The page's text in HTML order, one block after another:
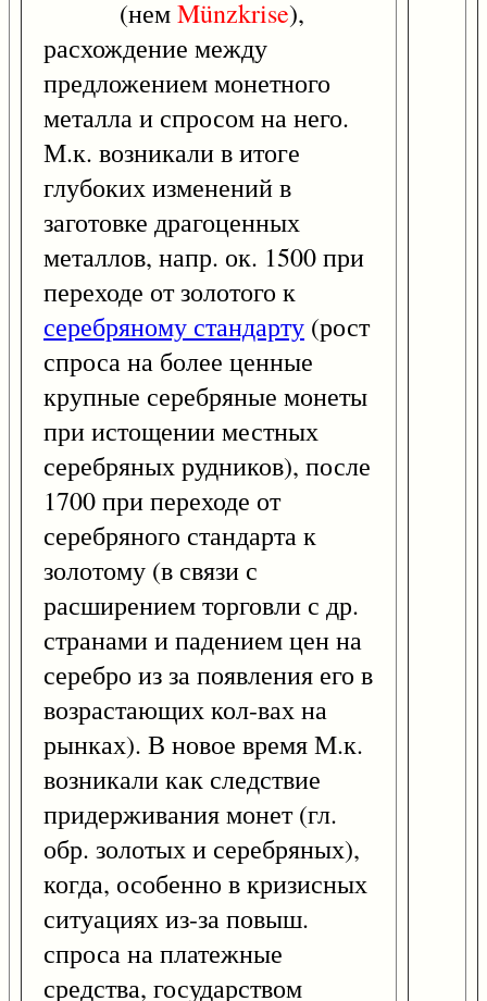
(немMünzkrise),
расхождение между
предложением монетного
металла и спросом на него.
М.к. возникали в итоге
глубоких изменений в
заготовке драгоценных
металлов, напр. ок. 1500 при
переходе от золотого к
серебряному стандарту (рост
спроса на более ценные
крупные серебряные монеты
при истощении местных
серебряных рудников), после
1700 при переходе от
серебряного стандарта к
золотому (в связи с
расширением торговли с др.
странами и падением цен на
серебро из за появления его в
возрастающих кол-вах на
рынках). В новое время М.к.
возникали как следствие
придерживания монет (гл.
обр. золотых и серебряных),
когда, особенно в кризисных
ситуациях из-за повыш.
спроса на платежные
средства, государством